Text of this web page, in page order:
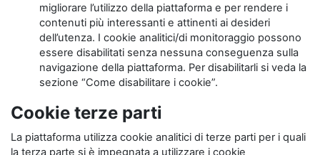
migliorare l’utilizzo della piattaforma e per rendere i
contenuti più interessanti e attinenti ai desideri
dell’utenza. I cookie analitici/di monitoraggio possono
essere disabilitati senza nessuna conseguenza sulla
navigazione della piattaforma. Per disabilitarli si veda la
sezione “Come disabilitare i cookie”.
Cookie terze parti
La piattaforma utilizza cookie analitici di terze parti per i quali
la terza parte si è impegnata a utilizzare i cookie